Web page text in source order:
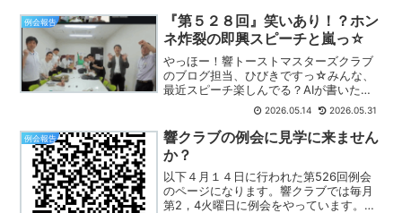
例会報告
『第５２８回』笑いあり！？ホン
ネ炸裂の即興スピーチと嵐っ☆
やっほー！響トーストマスターズクラブ
のブログ担当、ひびきですっ☆みんな、
最近スピーチ楽しんでる？AIが書いたカ
ッチカチの文章じゃつまらないから、今
日は私ひびきが、先日開催された「第
528回例会」の様子をテンション高めに
レポートしちゃうよ〜！...
2026.05.14 2026.05.31
例会報告
響クラブの例会に見学に来ません
か？
以下４月１４日に行われた第526回例会
のページになります。響クラブでは毎月
第2，4火曜日に例会をやっています。池